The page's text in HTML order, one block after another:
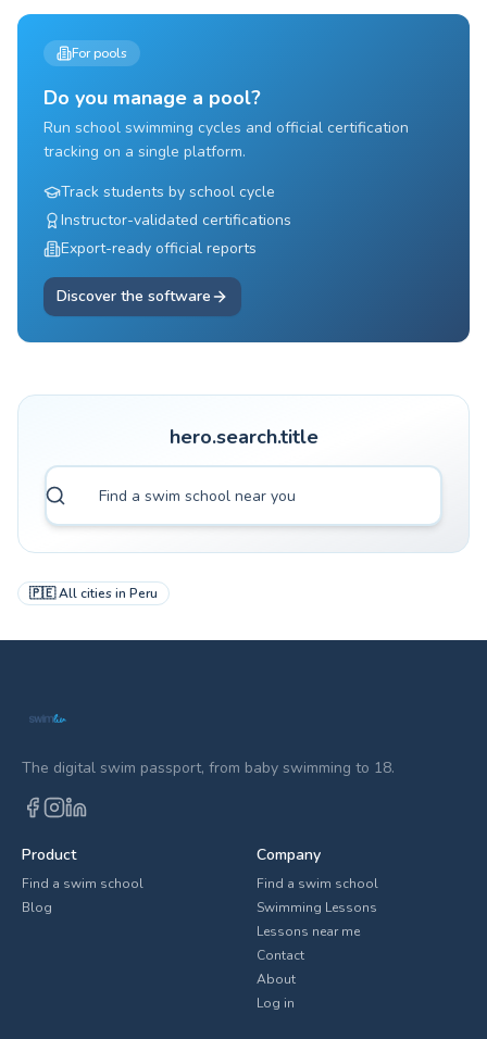
For pools
Do you manage a pool?
Run school swimming cycles and official certification
tracking on a single platform.
Track students by school cycle
Instructor-validated certifications
Export-ready official reports
Discover the software
hero.search.title
🇵🇪All cities in Peru
The digital swim passport, from baby swimming to 18.
Product
Find a swim school
Blog
Company
Find a swim school
Swimming Lessons
Lessons near me
Contact
About
Log in